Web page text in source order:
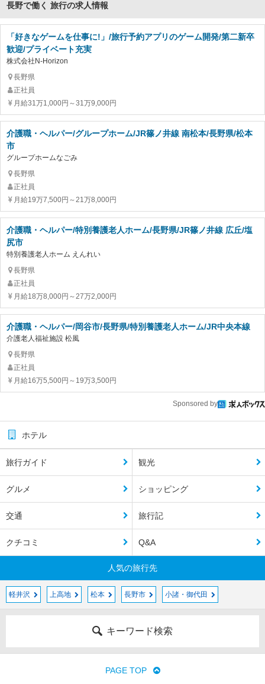
長野で働く 旅行の求人情報
「好きなゲームを仕事に!」/旅行予約アプリのゲーム開発/第二新卒
歓迎/プライベート充実
株式会社N-Horizon
長野県
正社員
月給31万1,000円～31万9,000円
介護職・ヘルパー/グループホーム/JR篠ノ井線 南松本/長野県/松本
市
グループホームなごみ
長野県
正社員
月給19万7,500円～21万8,000円
介護職・ヘルパー/特別養護老人ホーム/長野県/JR篠ノ井線 広丘/塩
尻市
特別養護老人ホーム えんれい
長野県
正社員
月給18万8,000円～27万2,000円
介護職・ヘルパー/岡谷市/長野県/特別養護老人ホーム/JR中央本線
介護老人福祉施設 松風
長野県
正社員
月給16万5,500円～19万3,500円
Sponsored by
ホテル
旅行ガイド 観光
グルメ ショッピング
交通 旅行記
クチコミ Q&A
人気の旅行先
軽井沢 上高地 松本 長野市 小諸・御代田
キーワード検索
PAGE TOP